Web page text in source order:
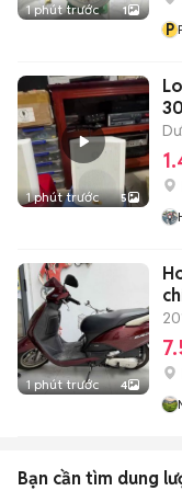
1 phút trước 1
P
1 phút trước 5
1 phút trước 4
Bạn cần tìm dung